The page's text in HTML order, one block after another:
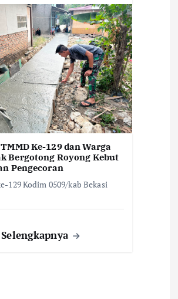
Ke-129 dan Warga
Bergotong Royong Kebut
Pengecoran
129 Kodim 0509/kab Bekasi